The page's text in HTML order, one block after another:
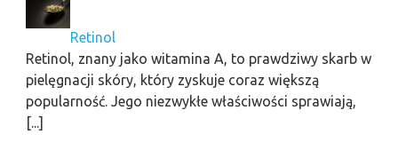
Retinol
Retinol, znany jako witamina A, to prawdziwy skarb w
pielęgnacji skóry, który zyskuje coraz większą
popularność. Jego niezwykłe właściwości sprawiają,
[...]